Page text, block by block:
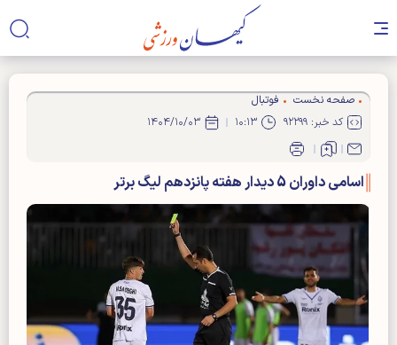
صفحه نخست
فوتبال
کد خبر: ۹۲۲۹۹
۱۰:۱۳ ۱۴۰۴/۱۰/۰۳
اسامی داوران 5 دیدار هفته پانزدهم لیگ برتر